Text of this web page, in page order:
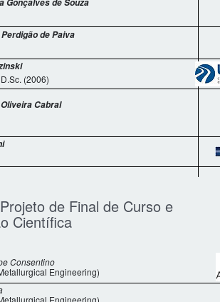
Gonçalves de Souza
de Paiva
(2006)
Cabral
de Final de Curso e
Científica
Consentino
Engineering)